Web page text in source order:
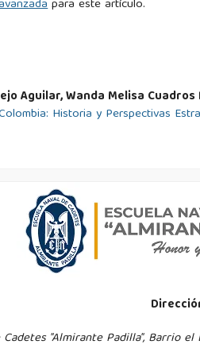
C. (2024). Evolución de la logística
23090/
and flows. Logistics Research, 2(2),
logistics: Milestones along
for supporting logistics
para este artículo.
Aguilar, Wanda Melisa Cuadros
Historia y Perspectivas
"Almirante Padilla", Barrio